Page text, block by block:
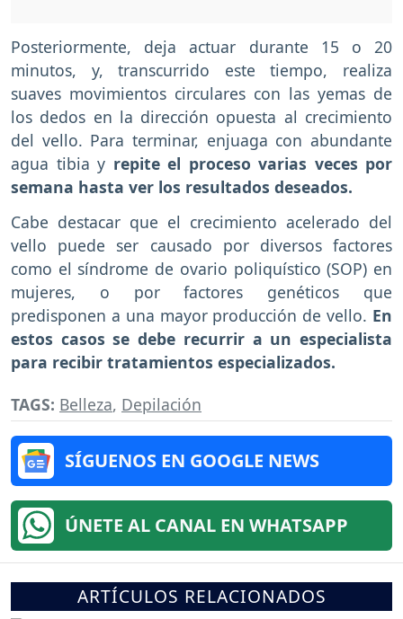
Posteriormente, deja actuar durante 15 o 20
minutos, y, transcurrido este tiempo, realiza
suaves movimientos circulares con las yemas de
los dedos en la dirección opuesta al crecimiento
del vello. Para terminar, enjuaga con abundante
agua tibia y repite el proceso varias veces por
semana hasta ver los resultados deseados.
Cabe destacar que el crecimiento acelerado del
vello puede ser causado por diversos factores
como el síndrome de ovario poliquístico (SOP) en
mujeres, o por factores genéticos que
predisponen a una mayor producción de vello. En
estos casos se debe recurrir a un especialista
para recibir tratamientos especializados.
TAGS: Belleza, Depilación
SÍGUENOS EN GOOGLE NEWS
ÚNETE AL CANAL EN WHATSAPP
ARTÍCULOS RELACIONADOS